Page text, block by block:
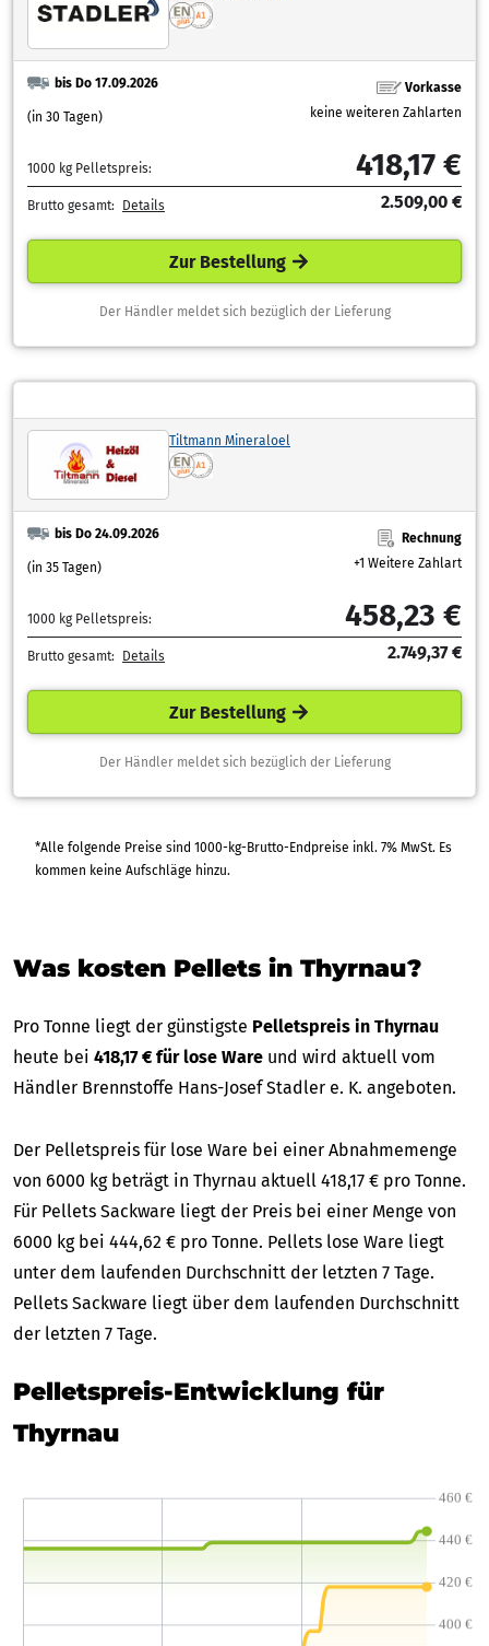
bis Do 17.09.2026
(in 30 Tagen)
Vorkasse
keine weiteren Zahlarten
1000 kg Pelletspreis: 418,17 €
Brutto gesamt: Details 2.509,00 €
Zur Bestellung
Der Händler meldet sich bezüglich der Lieferung
Tiltmann Mineraloel
bis Do 24.09.2026
(in 35 Tagen)
Rechnung
+1 Weitere Zahlart
1000 kg Pelletspreis: 458,23 €
Brutto gesamt: Details 2.749,37 €
Zur Bestellung
Der Händler meldet sich bezüglich der Lieferung
*Alle folgende Preise sind 1000-kg-Brutto-Endpreise inkl. 7% MwSt. Es
kommen keine Aufschläge hinzu.
Was kosten Pellets in Thyrnau?
Pro Tonne liegt der günstigste Pelletspreis in Thyrnau
heute bei 418,17 € für lose Ware und wird aktuell vom
Händler Brennstoffe Hans-Josef Stadler e. K. angeboten.
Der Pelletspreis für lose Ware bei einer Abnahmemenge
von 6000 kg beträgt in Thyrnau aktuell 418,17 € pro Tonne.
Für Pellets Sackware liegt der Preis bei einer Menge von
6000 kg bei 444,62 € pro Tonne. Pellets lose Ware liegt
unter dem laufenden Durchschnitt der letzten 7 Tage.
Pellets Sackware liegt über dem laufenden Durchschnitt
der letzten 7 Tage.
Pelletspreis-Entwicklung für
Thyrnau